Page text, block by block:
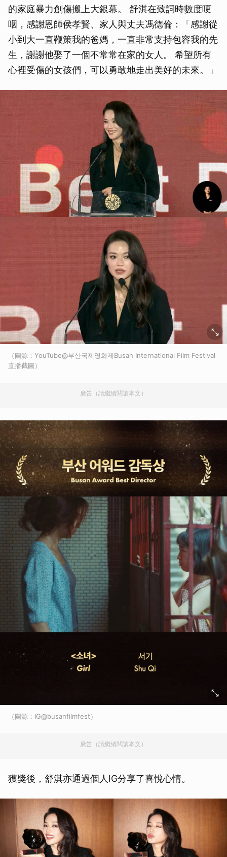
的家庭暴力創傷搬上大銀幕。 舒淇在致詞時數度哽
咽，感謝恩師侯孝賢、家人與丈夫馮德倫：「感謝從
小到大一直鞭策我的爸媽，一直非常支持包容我的先
生，謝謝他娶了一個不常常在家的女人。 希望所有
心裡受傷的女孩們，可以勇敢地走出美好的未來。」
（圖源：YouTube@부산국제영화제Busan International Film Festival
直播截圖）
廣告（請繼續閱讀本文）
（圖源：IG@busanfilmfest）
廣告（請繼續閱讀本文）
獲獎後，舒淇亦通過個人IG分享了喜悅心情。